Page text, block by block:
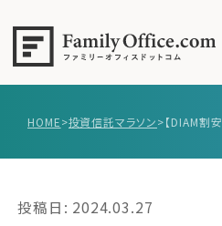
事例紹介
HOME>投資信託マラソン>
投稿日: 2024.03.27